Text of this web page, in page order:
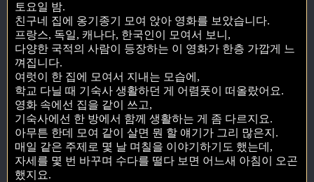
토요일 밤.
친구네 집에 옹기종기 모여 앉아 영화를 보았습니다.
프랑스, 독일, 캐나다, 한국인이 모여서 보니,
다양한 국적의 사람이 등장하는 이 영화가 한층 가깝게 느
껴집니다.
여럿이 한 집에 모여서 지내는 모습에,
학교 다닐 때 기숙사 생활하던 게 어렴풋이 떠올랐어요.
영화 속에선 집을 같이 쓰고,
기숙사에선 한 방에서 함께 생활하는 게 좀 다르지요.
아무튼 한데 모여 같이 살면 뭔 할 얘기가 그리 많은지.
매일 같은 주제로 몇 날 며칠을 이야기하기도 했는데,
자세를 몇 번 바꾸며 수다를 떨다 보면 어느새 아침이 오곤
했지요.